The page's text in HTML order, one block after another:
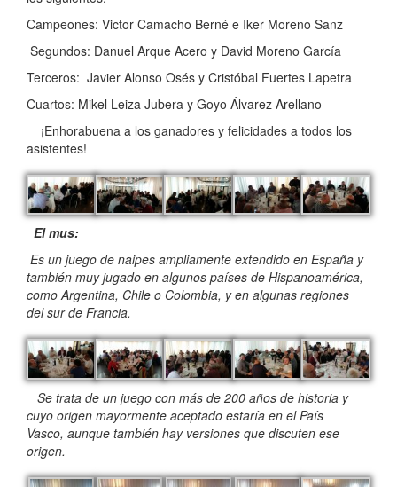
Campeones: Victor Camacho Berné e Iker Moreno Sanz
Segundos: Danuel Arque Acero y David Moreno García
Terceros: Javier Alonso Osés y Cristóbal Fuertes Lapetra
Cuartos: Mikel Leiza Jubera y Goyo Álvarez Arellano
¡Enhorabuena a los ganadores y felicidades a todos los
asistentes!
El mus:
Es un juego de naipes ampliamente extendido en España y
también muy jugado en algunos países de Hispanoamérica,
como Argentina, Chile o Colombia, y en algunas regiones
del sur de Francia.
Se trata de un juego con más de 200 años de historia y
cuyo origen mayormente aceptado estaría en el País
Vasco, aunque también hay versiones que discuten ese
origen.